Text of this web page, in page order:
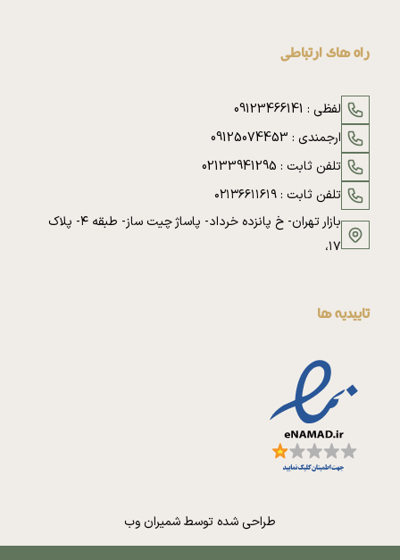
راه های ارتباطی
لفظی : 09123466141
ارجمندی : 09125074453
تلفن ثابت : 02133941295
تلفن ثابت :۰۲۱۳۶۶۱۱۶۱۹
بازار تهران- خ پانزده خرداد- پاساژ چیت ساز- طبقه ۴- پلاک
۱۷،
تاییدیه ها
طراحی شده توسطشمیران وب